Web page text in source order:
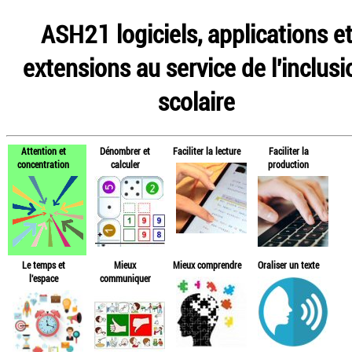
ASH21 logiciels, applications et
extensions au service de
scolaire
Attention et
concentration
Dénombrer et
calculer
Faciliter la lecture
Faciliter la
production
Le temps et
l'espace
Mieux
communiquer
Mieux comprendre Oraliser un texte